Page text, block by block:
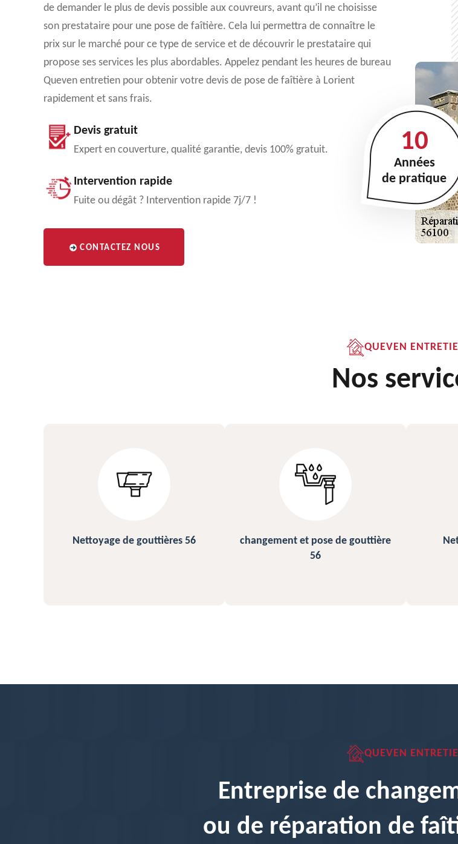
de demander le plus de devis possible aux couvreurs, avant qu’il ne choisisse
son prestataire pour une pose de faîtière. Cela lui permettra de connaître le
prix sur le marché pour ce type de service et de découvrir le prestataire qui
propose ses services les plus abordables. Appelez pendant les heures de bureau
Queven entretien pour obtenir votre devis de pose de faîtière à Lorient
rapidement et sans frais.
Devis gratuit
Expert en couverture, qualité garantie, devis 100% gratuit.
Intervention rapide
Fuite ou dégât ? Intervention rapide 7j/7 !
CONTACTEZ NOUS
10
Années
de pratique
QUEVEN
Nos
changement et pose de gouttière
Nettoyage de toiture 56
QUEVEN
Entreprise de
ou de réparation de